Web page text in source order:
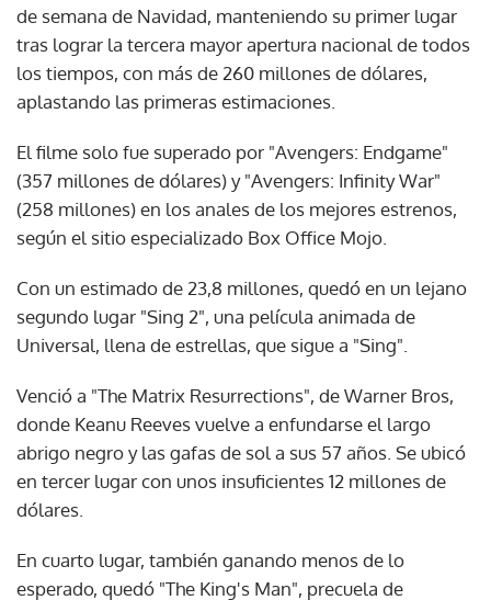
de semana de Navidad, manteniendo su primer lugar
tras lograr la tercera mayor apertura nacional de todos
los tiempos, con más de 260 millones de dólares,
aplastando las primeras estimaciones.
El filme solo fue superado por "Avengers: Endgame"
(357 millones de dólares) y "Avengers: Infinity War"
(258 millones) en los anales de los mejores estrenos,
según el sitio especializado Box Office Mojo.
Con un estimado de 23,8 millones, quedó en un lejano
segundo lugar "Sing 2", una película animada de
Universal, llena de estrellas, que sigue a "Sing".
Venció a "The Matrix Resurrections", de Warner Bros,
donde Keanu Reeves vuelve a enfundarse el largo
abrigo negro y las gafas de sol a sus 57 años. Se ubicó
en tercer lugar con unos insuficientes 12 millones de
dólares.
En cuarto lugar, también ganando menos de lo
esperado, quedó "The King's Man", precuela de